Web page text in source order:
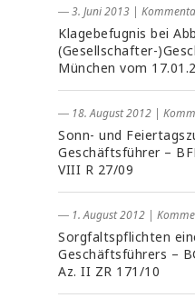
― 3. Juni 2013 |
Klagebefugnis bei
(Gesellschafter-
München vom
― 18. August 2012 |
Sonn- und
Geschäftsführer –
VIII R 27/09
― 1. August 2012 |
Sorgfaltspflichten
Geschäftsführers –
Az. II ZR 171/10